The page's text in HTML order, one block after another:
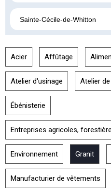
Sainte-Cécile-de-Whitton
Acier Affûtage
Atelier d'usinage Atelier
Ébénisterie
Entreprises agricoles,
Environnement Granit
Manufacturier de vêtements